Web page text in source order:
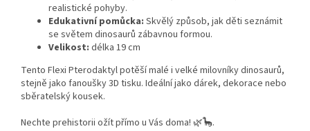
realistické pohyby.
Edukativní pomůcka: Skvělý způsob, jak děti seznámit
se světem dinosaurů zábavnou formou.
Velikost: délka 19 cm
Tento Flexi Pterodaktyl potěší malé i velké milovníky dinosaurů,
stejně jako fanoušky 3D tisku. Ideální jako dárek, dekorace nebo
sběratelský kousek.
Nechte prehistorii ožít přímo u Vás doma! 🌿🦕.